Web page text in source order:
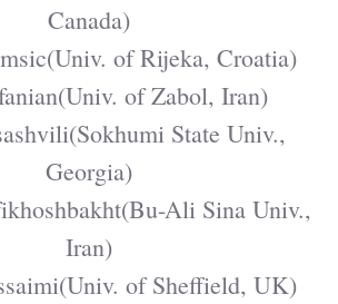
Canada)
of Rijeka, Croatia)
of Zabol, Iran)
State Univ.,
Georgia)
Ali Sina Univ.,
Iran)
of Sheffield, UK)